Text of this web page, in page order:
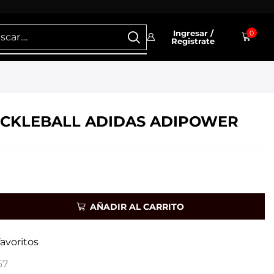
Ingresar /
Registrate
0
ADIDAS ADIPOWER
AÑADIR AL CARRITO